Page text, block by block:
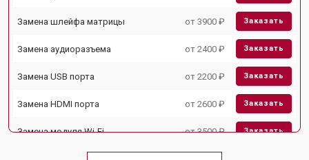
Замена шлейфа матрицы от 3900 ₽ Заказать
Замена аудиоразъема от 2400 ₽ Заказать
Замена USB порта от 2200 ₽ Заказать
Замена HDMI порта от 2600 ₽ Заказать
Замена модуля Wi-Fi от 3500 ₽ Заказать